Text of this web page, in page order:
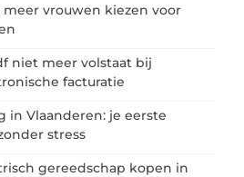
meer vrouwen kiezen voor
niet meer volstaat bij
facturatie
in Vlaanderen: je eerste
stress
gereedschap kopen in